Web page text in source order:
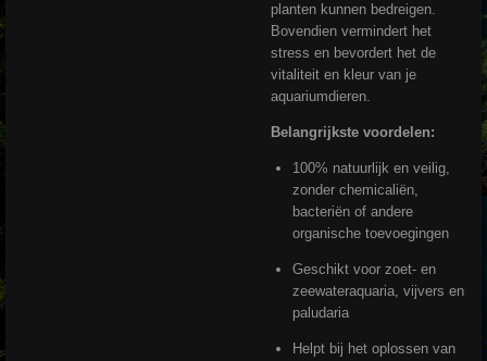
planten kunnen bedreigen.
Bovendien vermindert het
stress en bevordert het de
vitaliteit en kleur van je
aquariumdieren.
Belangrijkste voordelen:
100% natuurlijk en veilig,
zonder chemicaliën,
bacteriën of andere
organische toevoegingen
Geschikt voor zoet- en
zeewateraquaria, vijvers en
paludaria
Helpt bij het oplossen van